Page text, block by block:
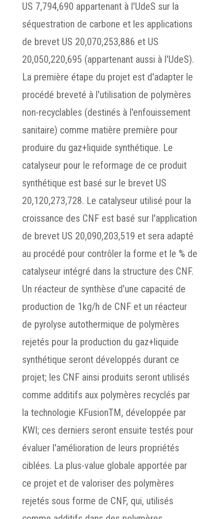
US 7,794,690 appartenant à l'UdeS sur la
séquestration de carbone et les applications
de brevet US 20,070,253,886 et US
20,050,220,695 (appartenant aussi à l'UdeS).
La première étape du projet est d'adapter le
procédé breveté à l'utilisation de polymères
non-recyclables (destinés à l'enfouissement
sanitaire) comme matière première pour
produire du gaz+liquide synthétique. Le
catalyseur pour le reformage de ce produit
synthétique est basé sur le brevet US
20,120,273,728. Le catalyseur utilisé pour la
croissance des CNF est basé sur l'application
de brevet US 20,090,203,519 et sera adapté
au procédé pour contrôler la forme et le % de
catalyseur intégré dans la structure des CNF.
Un réacteur de synthèse d'une capacité de
production de 1kg/h de CNF et un réacteur
de pyrolyse autothermique de polymères
rejetés pour la production du gaz+liquide
synthétique seront développés durant ce
projet; les CNF ainsi produits seront utilisés
comme additifs aux polymères recyclés par
la technologie KFusionTM, développée par
KWI; ces derniers seront ensuite testés pour
évaluer l'amélioration de leurs propriétés
ciblées. La plus-value globale apportée par
ce projet et de valoriser des polymères
rejetés sous forme de CNF, qui, utilisés